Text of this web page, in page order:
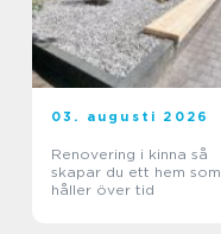
03. augusti 2026
Renovering i kinna så
skapar du ett hem som
håller över tid